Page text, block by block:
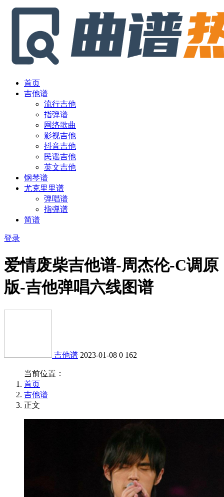
首页
吉他谱
流行吉他
指弹谱
网络歌曲
影视吉他
抖音吉他
民谣吉他
英文吉他
钢琴谱
尤克里里谱
弹唱谱
指弹谱
简谱
登录
爱情废柴吉他谱-周杰伦-C调原
版-吉他弹唱六线图谱
吉他谱 2023-01-08 0 162
当前位置：
首页
吉他谱
正文